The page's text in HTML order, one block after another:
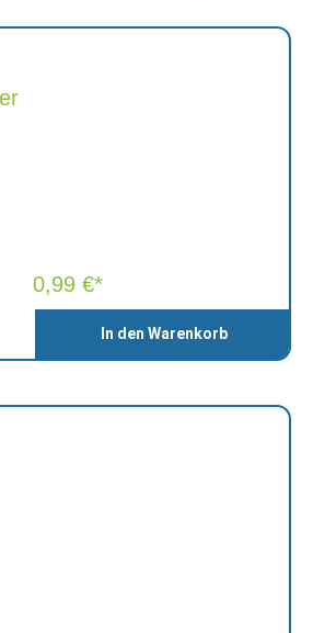
0,99 €*
In den Warenkorb